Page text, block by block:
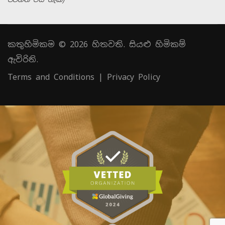
කතුහිමිකම © 2026 හිතවති. සියළු හිමිකම්
ඇවිරිනි.
Terms and Conditions | Privacy Policy